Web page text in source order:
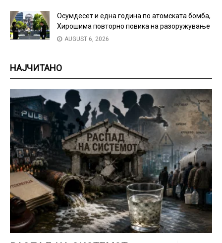
Осумдесет и една година по атомската бомба,
Хирошима повторно повика на разоружување
AUGUST 6, 2026
НАЈЧИТАНО